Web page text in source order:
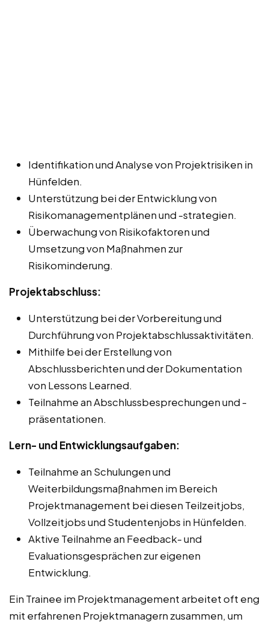
Identifikation und Analyse von Projektrisiken in
Hünfelden.
Unterstützung bei der Entwicklung von
Risikomanagementplänen und -strategien.
Überwachung von Risikofaktoren und
Umsetzung von Maßnahmen zur
Risikominderung.
Projektabschluss:
Unterstützung bei der Vorbereitung und
Durchführung von Projektabschlussaktivitäten.
Mithilfe bei der Erstellung von
Abschlussberichten und der Dokumentation
von Lessons Learned.
Teilnahme an Abschlussbesprechungen und -
präsentationen.
Lern- und Entwicklungsaufgaben:
Teilnahme an Schulungen und
Weiterbildungsmaßnahmen im Bereich
Projektmanagement bei diesen Teilzeitjobs,
Vollzeitjobs und Studentenjobs in Hünfelden.
Aktive Teilnahme an Feedback- und
Evaluationsgesprächen zur eigenen
Entwicklung.
Ein Trainee im Projektmanagement arbeitet oft eng
mit erfahrenen Projektmanagern zusammen, um